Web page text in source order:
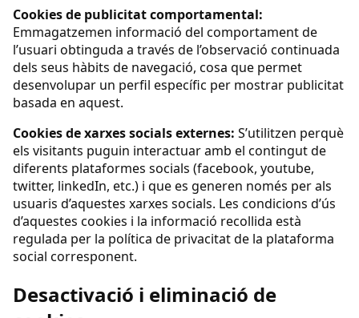
Cookies de publicitat comportamental:
Emmagatzemen informació del comportament de
l’usuari obtinguda a través de l’observació continuada
dels seus hàbits de navegació, cosa que permet
desenvolupar un perfil específic per mostrar publicitat
basada en aquest.
Cookies de xarxes socials externes: S’utilitzen perquè
els visitants puguin interactuar amb el contingut de
diferents plataformes socials (facebook, youtube,
twitter, linkedIn, etc.) i que es generen només per als
usuaris d’aquestes xarxes socials. Les condicions d’ús
d’aquestes cookies i la informació recollida està
regulada per la política de privacitat de la plataforma
social corresponent.
Desactivació i eliminació de